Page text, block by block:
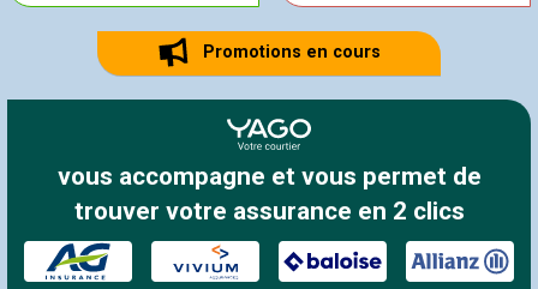
Promotions en cours
vous accompagne et vous permet de
trouver votre assurance en 2 clics